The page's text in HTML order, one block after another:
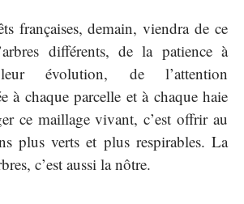
françaises, demain, viendra de ce
différents, de la patience à
leur évolution, de l’attention
à chaque parcelle et à chaque haie
ce maillage vivant, c’est offrir au
plus verts et plus respirables. La
c’est aussi la nôtre.